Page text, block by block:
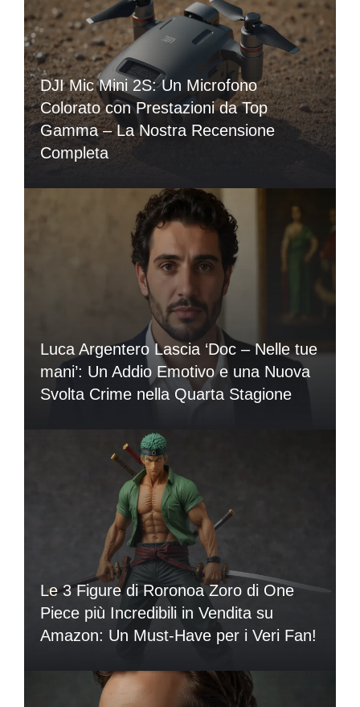
DJI Mic Mini 2S: Un Microfono
Colorato con Prestazioni da Top
Gamma – La Nostra Recensione
Completa
Luca Argentero Lascia ‘Doc – Nelle tue
mani’: Un Addio Emotivo e una Nuova
Svolta Crime nella Quarta Stagione
Le 3 Figure di Roronoa Zoro di One
Piece più Incredibili in Vendita su
Amazon: Un Must-Have per i Veri Fan!